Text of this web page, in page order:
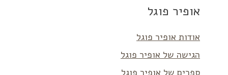
אופיר פוגל
אודות אופיר פוגל
הגישה של אופיר פוגל
ספרים של אופיר פוגל